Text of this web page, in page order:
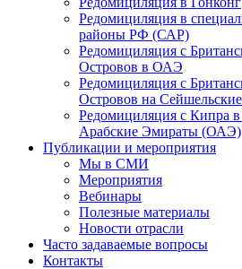
Редомициляция в
районы РФ (САР)
Редомициляция с
Островов в ОАЭ
Редомициляция с
Островов на
Редомициляция с Кипра
Арабские Эмираты (ОАЭ)
Публикации и мероприятия
Мы в СМИ
Мероприятия
Вебинары
Полезные материалы
Новости отрасли
Часто задаваемые вопросы
Контакты